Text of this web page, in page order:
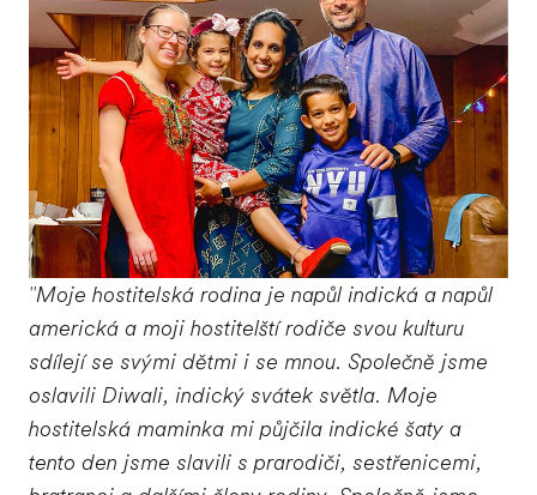
"Moje hostitelská rodina je napůl indická a napůl
americká a moji hostitelští rodiče svou kulturu
sdílejí se svými dětmi i se mnou. Společně jsme
oslavili Diwali, indický svátek světla. Moje
hostitelská maminka mi půjčila indické šaty a
tento den jsme slavili s prarodiči, sestřenicemi,